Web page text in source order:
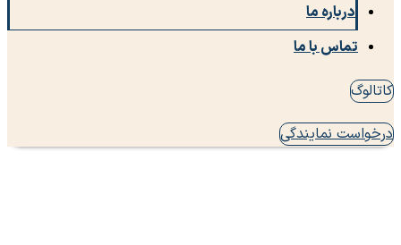
درباره ما
تماس با ما
کاتالوگ
درخواست نمایندگی